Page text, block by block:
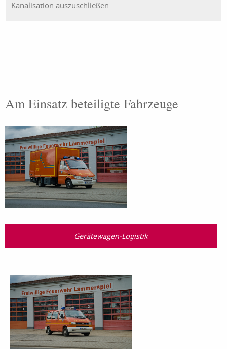
Kanalisation auszuschließen.
Am Einsatz beteiligte Fahrzeuge
Gerätewagen-Logistik